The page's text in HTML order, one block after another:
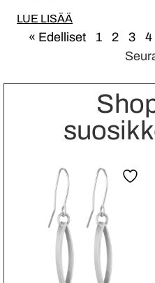
LUE LISÄÄ
« Edelliset 1 2 3 4